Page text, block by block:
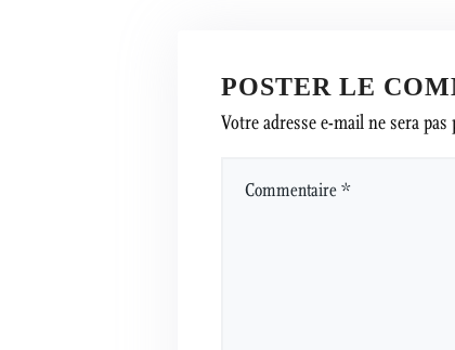
POSTER LE
Votre adresse e-mail ne sera pas